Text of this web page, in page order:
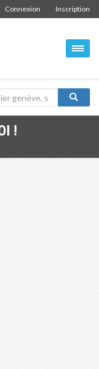
Inscription
Connexion
!